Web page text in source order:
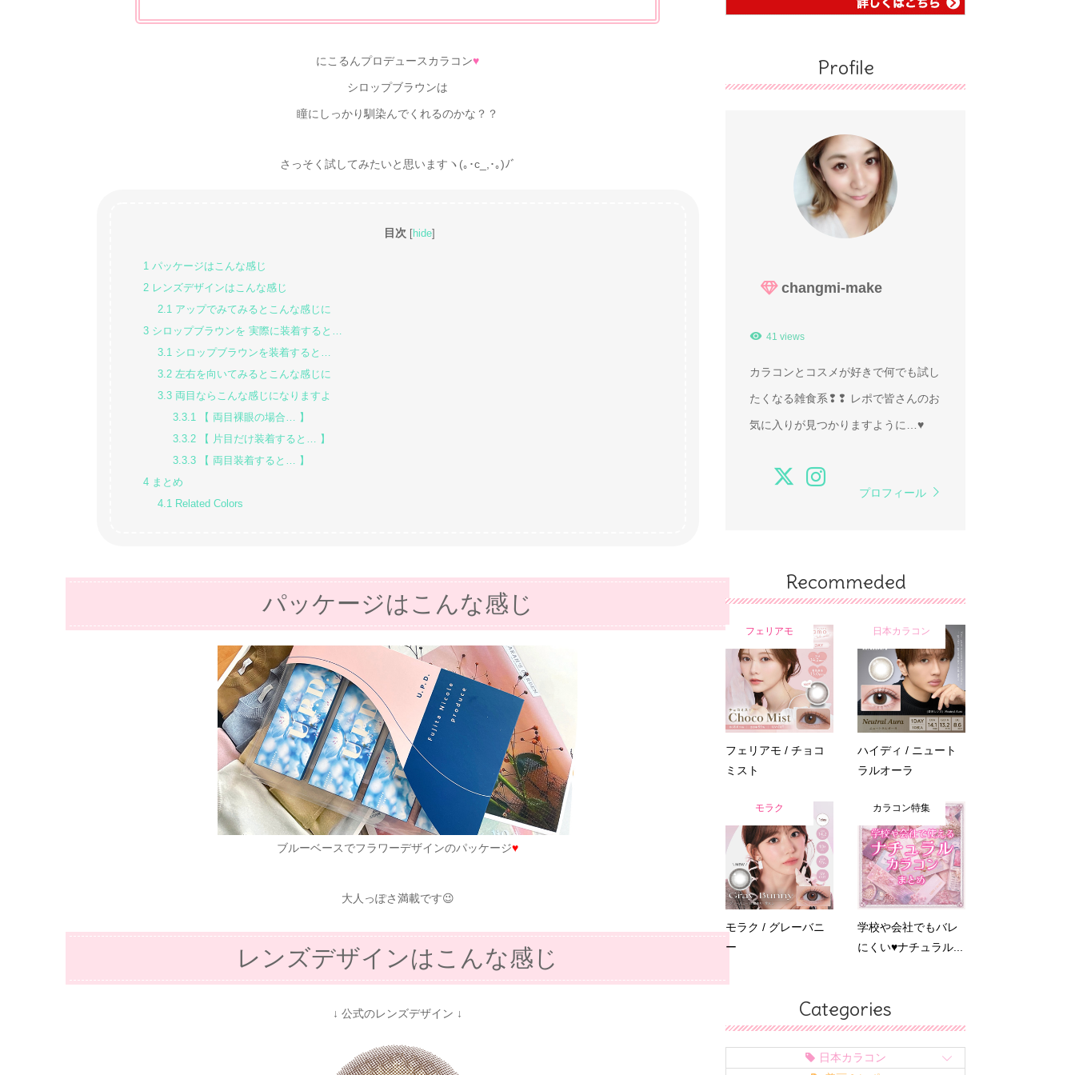
にこるんプロデュースカラコン♥
シロップブラウンは
瞳にしっかり馴染んでくれるのかな？？
さっそく試してみたいと思いますヽ(｡･c_,･｡)ﾉﾞ
目次 [hide]
1パッケージはこんな感じ
2レンズデザインはこんな感じ
2.1 アップでみてみるとこんな感じに
3シロップブラウンを 実際に装着すると…
3.1 シロップブラウンを装着すると…
3.2 左右を向いてみるとこんな感じに
3.3 両目ならこんな感じになりますよ
3.3.1 【 両目裸眼の場合… 】
3.3.2 【 片目だけ装着すると… 】
3.3.3 【 両目装着すると… 】
4まとめ
4.1 Related Colors
パッケージはこんな感じ
ブルーベースでフラワーデザインのパッケージ♥
大人っぽさ満載です😉
レンズデザインはこんな感じ
↓ 公式のレンズデザイン ↓
Profile
changmi-make
41 views
カラコンとコスメが好きで何でも試し
たくなる雑食系❢❢ レポで皆さんのお
気に入りが見つかりますように…♥
プロフィール
Recommeded
フェリアモ
フェリアモ / チョコ
ミスト
日本カラコン
ハイディ / ニュート
ラルオーラ
モラク
モラク / グレーバニ
ー
カラコン特集
学校や会社でもバレ
にくい♥ナチュラル...
Categories
日本カラコン